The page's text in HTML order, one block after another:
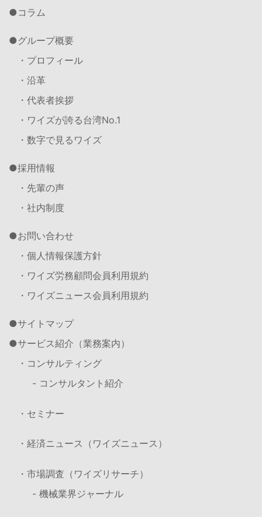
コラム
グループ概要
・プロフィール
・沿革
・代表者挨拶
・ワイズが誇る台湾No.1
・数字で見るワイズ
採用情報
・先輩の声
・社内制度
お問い合わせ
・個人情報保護方針
・ワイズ労務顧問会員利用規約
・ワイズニュース会員利用規約
サイトマップ
サービス紹介（業務案内）
・コンサルティング
- コンサルタント紹介
・セミナー
・経済ニュース（ワイズニュース）
・市場調査（ワイズリサーチ）
- 機械業界ジャーナル